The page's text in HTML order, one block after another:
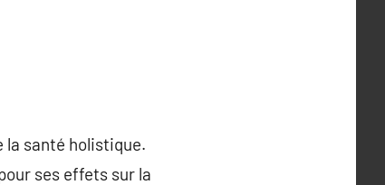
la santé holistique.
ses effets sur la